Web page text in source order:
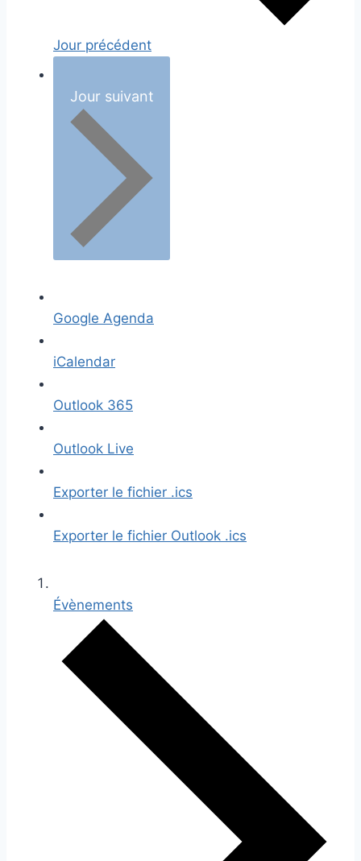
Jour précédent
Jour suivant
Google Agenda
iCalendar
Outlook 365
Outlook Live
Exporter le fichier .ics
Exporter le fichier Outlook .ics
Évènements